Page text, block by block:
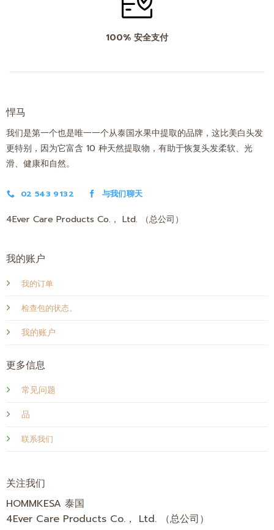
100% 安全支付
悍马
我们是第一个也是唯一一个从泰国水果中提取的品牌，这比美白头发
更特别，因为它富含 10 种天然提取物，有助于恢复头发柔软、光
滑、健康和自然。
02 543 9132 与我们聊天
4Ever Care Products Co.， Ltd. （总公司）
我的账户
我的订单
检查包的状态。
我的账户
更多信息
常见问题
品
联系我们
关注我们
HOMMKESA 泰国
4Ever Care Products Co.， Ltd. （总公司）